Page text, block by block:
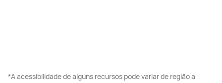
*A acessibilidade de alguns recursos pode variar de região a